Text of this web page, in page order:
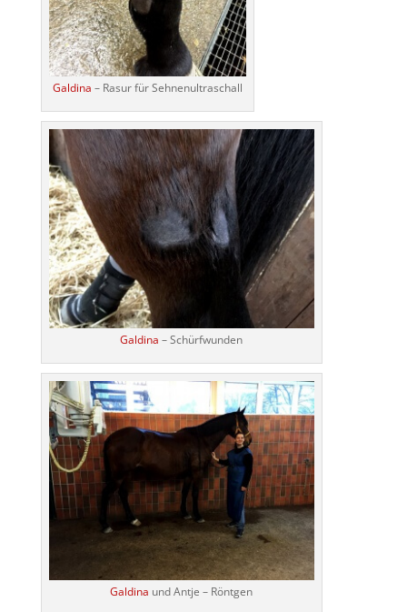
Galdina – Rasur für Sehnenultraschall
Galdina – Schürfwunden
Galdina und Antje – Röntgen